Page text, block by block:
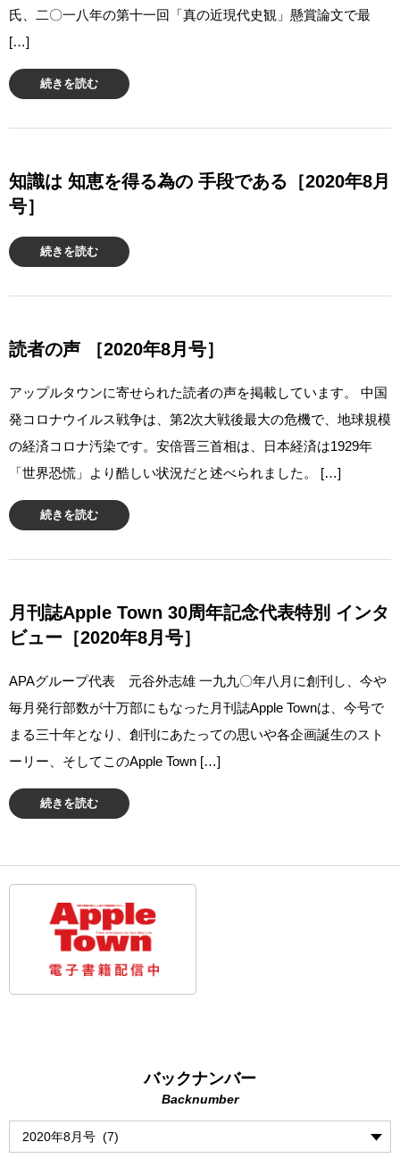
氏、二〇一八年の第十一回「真の近現代史観」懸賞論文で最
[…]
続きを読む
知識は 知恵を得る為の 手段である［2020年8月
号］
続きを読む
読者の声 ［2020年8月号］
アップルタウンに寄せられた読者の声を掲載しています。 中国
発コロナウイルス戦争は、第2次大戦後最大の危機で、地球規模
の経済コロナ汚染です。安倍晋三首相は、日本経済は1929年
「世界恐慌」より酷しい状況だと述べられました。 […]
続きを読む
月刊誌Apple Town 30周年記念代表特別 インタ
ビュー［2020年8月号］
APAグループ代表 元谷外志雄 一九九〇年八月に創刊し、今や
毎月発行部数が十万部にもなった月刊誌Apple Townは、今号で
まる三十年となり、創刊にあたっての思いや各企画誕生のスト
ーリー、そしてこのApple Town […]
続きを読む
バックナンバー
Backnumber